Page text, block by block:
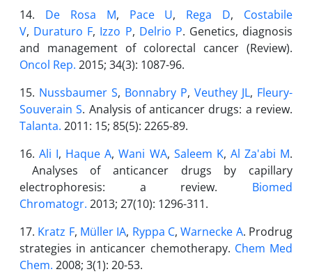
14. De Rosa M, Pace U, Rega D, Costabile
V, Duraturo F, Izzo P, Delrio P. Genetics, diagnosis
and management of colorectal cancer (Review).
Oncol Rep. 2015; 34(3): 1087-96.
15. Nussbaumer S, Bonnabry P, Veuthey JL, Fleury-
Souverain S. Analysis of anticancer drugs: a review.
Talanta. 2011: 15; 85(5): 2265-89.
16.Ali I, Haque A,Wani WA, Saleem K, Al Za'abi M.
Analyses of anticancer drugs by capillary
electrophoresis: a review. Biomed
Chromatogr. 2013; 27(10): 1296-311.
17. Kratz F, Müller IA, Ryppa C,Warnecke A. Prodrug
strategies in anticancer chemotherapy. Chem Med
Chem. 2008; 3(1): 20-53.